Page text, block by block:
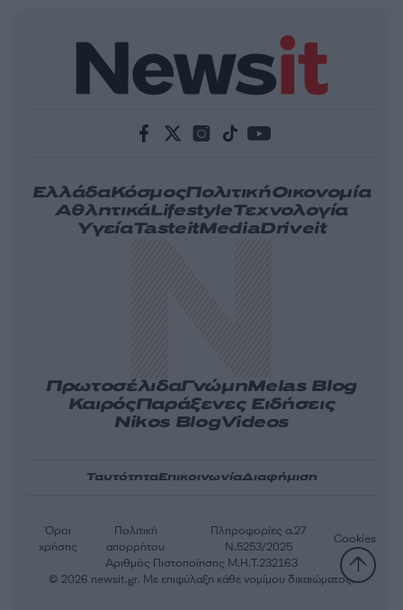
ΕλλάδαΚόσμοςΠολιτικήΟικονομία
ΑθλητικάLifestyleΤεχνολογία
ΥγείαTasteitMediaDriveit
ΠρωτοσέλιδαΓνώμηMelas Blog
ΚαιρόςΠαράξενες Ειδήσεις
Nikos BlogVideos
ΤαυτότηταΕπικοινωνίαΔιαφήμιση
Αριθμός Πιστοποίησης Μ.Η.Τ.232163
Όροι
χρήσης
Πολιτική
απορρήτου
Πληροφορίες α.27
Ν.5253/2025
Cookies
© 2026 newsit.gr. Με επιφύλαξη κάθε νομίμου δικαιώματος.